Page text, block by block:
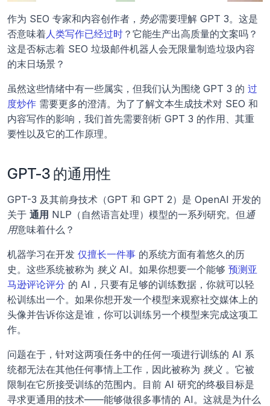
作为 SEO 专家和内容创作者， 势必需要理解 GPT 3。这是
否意味着 人类写作已经过时 ？它能生产出高质量的文案吗？
这是否标志着 SEO 垃圾邮件机器人会无限量制造垃圾内容
的末日场景？
虽然这些情绪中有一些属实，但我们认为围绕 GPT 3 的 过
度炒作 需要更多的澄清。为了了解文本生成技术对 SEO 和
内容写作的影响，我们首先需要剖析 GPT 3 的作用、其重
要性以及它的工作原理。
GPT-3 的通用性
GPT-3 及其前身技术（GPT 和 GPT 2）是 OpenAI 开发的
关于 通用 NLP（自然语言处理）模型的一系列研究。但 通
用意味着什么？
机器学习在开发 仅擅长一件事 的系统方面有着悠久的历
史。这些系统被称为 狭义 AI。如果你想要一个能够 预测亚
马逊评论评分 的 AI，只要有足够的训练数据，你就可以轻
松训练出一个。如果你想开发一个模型来观察社交媒体上的
头像并告诉你这是谁，你可以训练另一个模型来完成这项工
作。
问题在于，针对这两项任务中的任何一项进行训练的 AI 系
统都无法在其他任何事情上工作，因此被称为 狭义 。它被
限制在它所接受训练的范围内。目前 AI 研究的终极目标是
寻求更通用的技术——能够做很多事情的 AI。这就是为什么